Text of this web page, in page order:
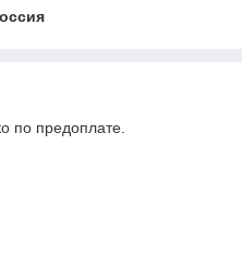
по предоплате.